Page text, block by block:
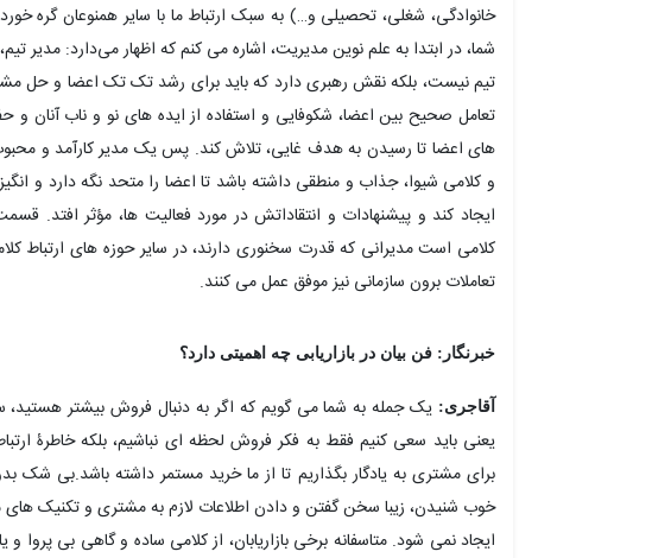
خانوادگی، شغلی، تحصیلی و…) به سبک ارتباط ما با سایر همنوعان گره
شما، در ابتدا به علم نوین مدیریت، اشاره می کنم که اظهار می‌دارد: مدیر
تیم نیست،‌ بلکه نقش رهبری دارد که باید برای رشد تک تک اعضا و حل
تعامل صحیح بین اعضا، شکوفایی و استفاده از ایده های نو و ناب آنان
های اعضا تا رسیدن به هدف غایی، تلاش کند. پس یک مدیر کارآمد و‌
و کلامی شیوا، جذاب و منطقی داشته باشد تا اعضا را متحد نگه دارد و
ایجاد کند و پیشنهادات و انتقاداتش در مورد فعالیت ها، مؤثر افتد.
کلامی است مدیرانی که قدرت سخنوری دارند، در سایر حوزه های
تعاملات برون سازمانی نیز موفق عمل می کنند.
خبرنگار: فن بیان در بازاریابی چه اهمیتی دارد؟
آقاجری: یک جمله به شما می گویم که اگر به دنبال فروش بیشتر هستید،
یعنی باید سعی کنیم فقط به فکر فروش لحظه ای نباشیم، بلکه خاطرۀ
برای مشتری به یادگار بگذاریم تا از ما خرید مستمر داشته باشد.بی شک
خوب شنیدن، زیبا سخن گفتن و دادن اطلاعات لازم به مشتری و تکنیک
ایجاد نمی شود. متاسفانه برخی بازاریابان، از کلامی ساده و گاهی بی پروا